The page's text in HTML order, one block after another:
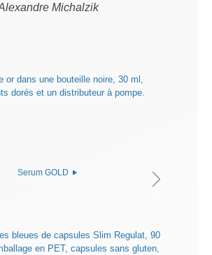
Michalzik
Serum GOLD